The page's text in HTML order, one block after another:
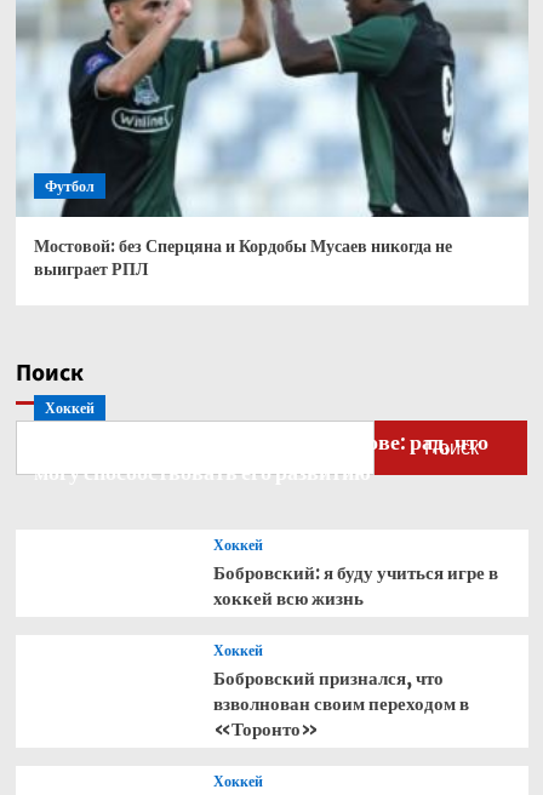
Футбол
Мостовой: без Сперцяна и Кордобы Мусаев никогда не
выиграет РПЛ
Поиск
Поиск
Хоккей
Бобровский — о голкипере Ахтямове: рад, что
могу способствовать его развитию
Хоккей
Бобровский: я буду учиться игре в
хоккей всю жизнь
Хоккей
Бобровский признался, что
взволнован своим переходом в
«Торонто»
Хоккей